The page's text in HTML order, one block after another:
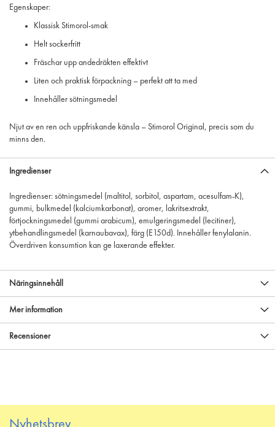
Egenskaper:
Klassisk Stimorol-smak
Helt sockerfritt
Fräschar upp andedräkten effektivt
Liten och praktisk förpackning – perfekt att ta med
Innehåller sötningsmedel
Njut av en ren och uppfriskande känsla – Stimorol Original, precis som du
minns den.
Ingredienser
Ingredienser: sötningsmedel (maltitol, sorbitol, aspartam, acesulfam-K),
gummi, bulkmedel (kalciumkarbonat), aromer, lakritsextrakt,
förtjockningsmedel (gummi arabicum), emulgeringsmedel (lecitiner),
ytbehandlingsmedel (karnaubavax), färg (E150d). Innehåller fenylalanin.
Överdriven konsumtion kan ge laxerande effekter.
Näringsinnehåll
Mer information
Recensioner